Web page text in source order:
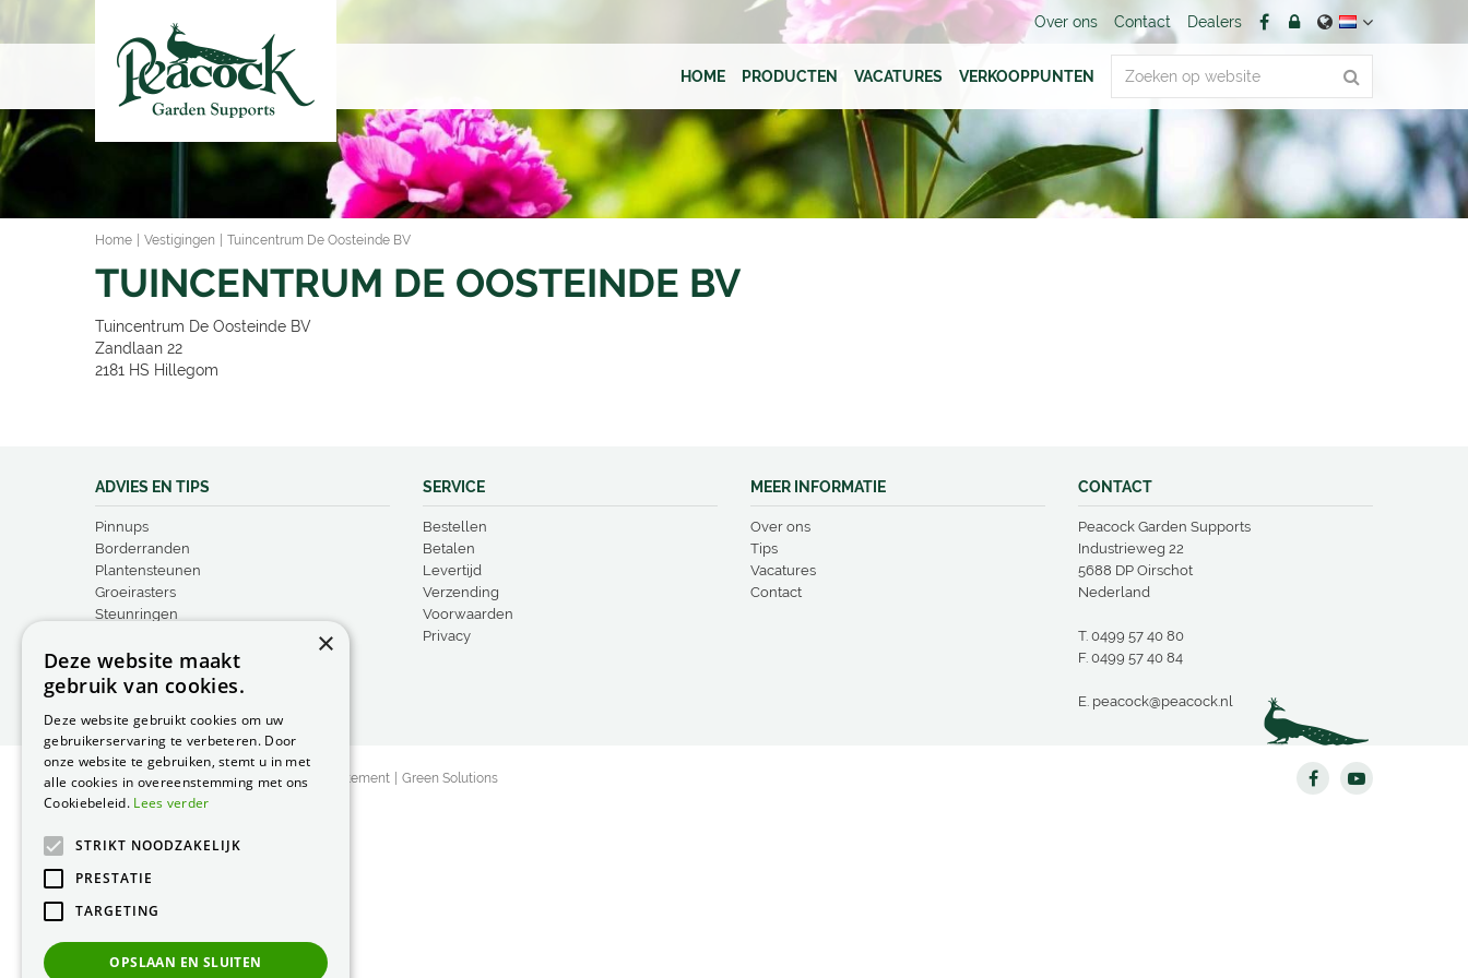
Home Vestigingen Tuincentrum De Oosteinde BV
Over ons Contact Dealers
HOME PRODUCTEN VACATURES VERKOOPPUNTEN
TUINCENTRUM DE OOSTEINDE BV
Tuincentrum De Oosteinde BV
Zandlaan 22
2181 HS Hillegom
ADVIES EN TIPS
Pinnups
Borderranden
Plantensteunen
Groeirasters
Steunringen
SERVICE
Bestellen
Betalen
Levertijd
Verzending
Voorwaarden
Privacy
MEER INFORMATIE
Over ons
Tips
Vacatures
Contact
CONTACT
Peacock Garden Supports
Industrieweg 22
5688 DP Oirschot
Nederland
T. 0499 57 40 80
F. 0499 57 40 84
E. peacock@peacock.nl
© Peacock Garden Supports Privacy Statement Green Solutions
×
Deze website maakt
gebruik van cookies.
Deze website gebruikt cookies om uw
gebruikerservaring te verbeteren. Door
onze website te gebruiken, stemt u in met
alle cookies in overeenstemming met ons
Cookiebeleid. Lees verder
STRIKT NOODZAKELIJK
PRESTATIE
TARGETING
OPSLAAN EN SLUITEN